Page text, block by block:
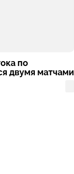
по
двумя матчами